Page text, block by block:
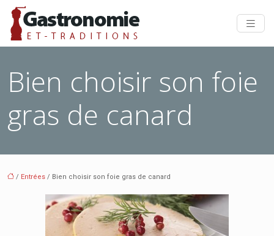
Bien choisir son foie
gras de canard
/ Entrées / Bien choisir son foie gras de canard